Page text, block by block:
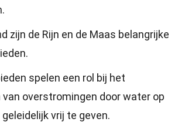
zijn de Rijn en de Maas belangrijke
spelen een rol bij het
overstromingen door water op
vrij te geven.